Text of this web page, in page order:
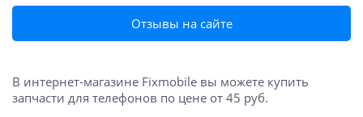
Отзывы на сайте
В интернет-магазине Fixmobile вы можете купить
запчасти для телефонов по цене от 45 руб.